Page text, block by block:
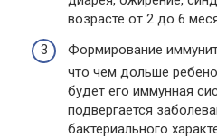
возрасте от 2 до 6
Формирование
что чем дольше
будет его иммунная
подвергается
бактериального